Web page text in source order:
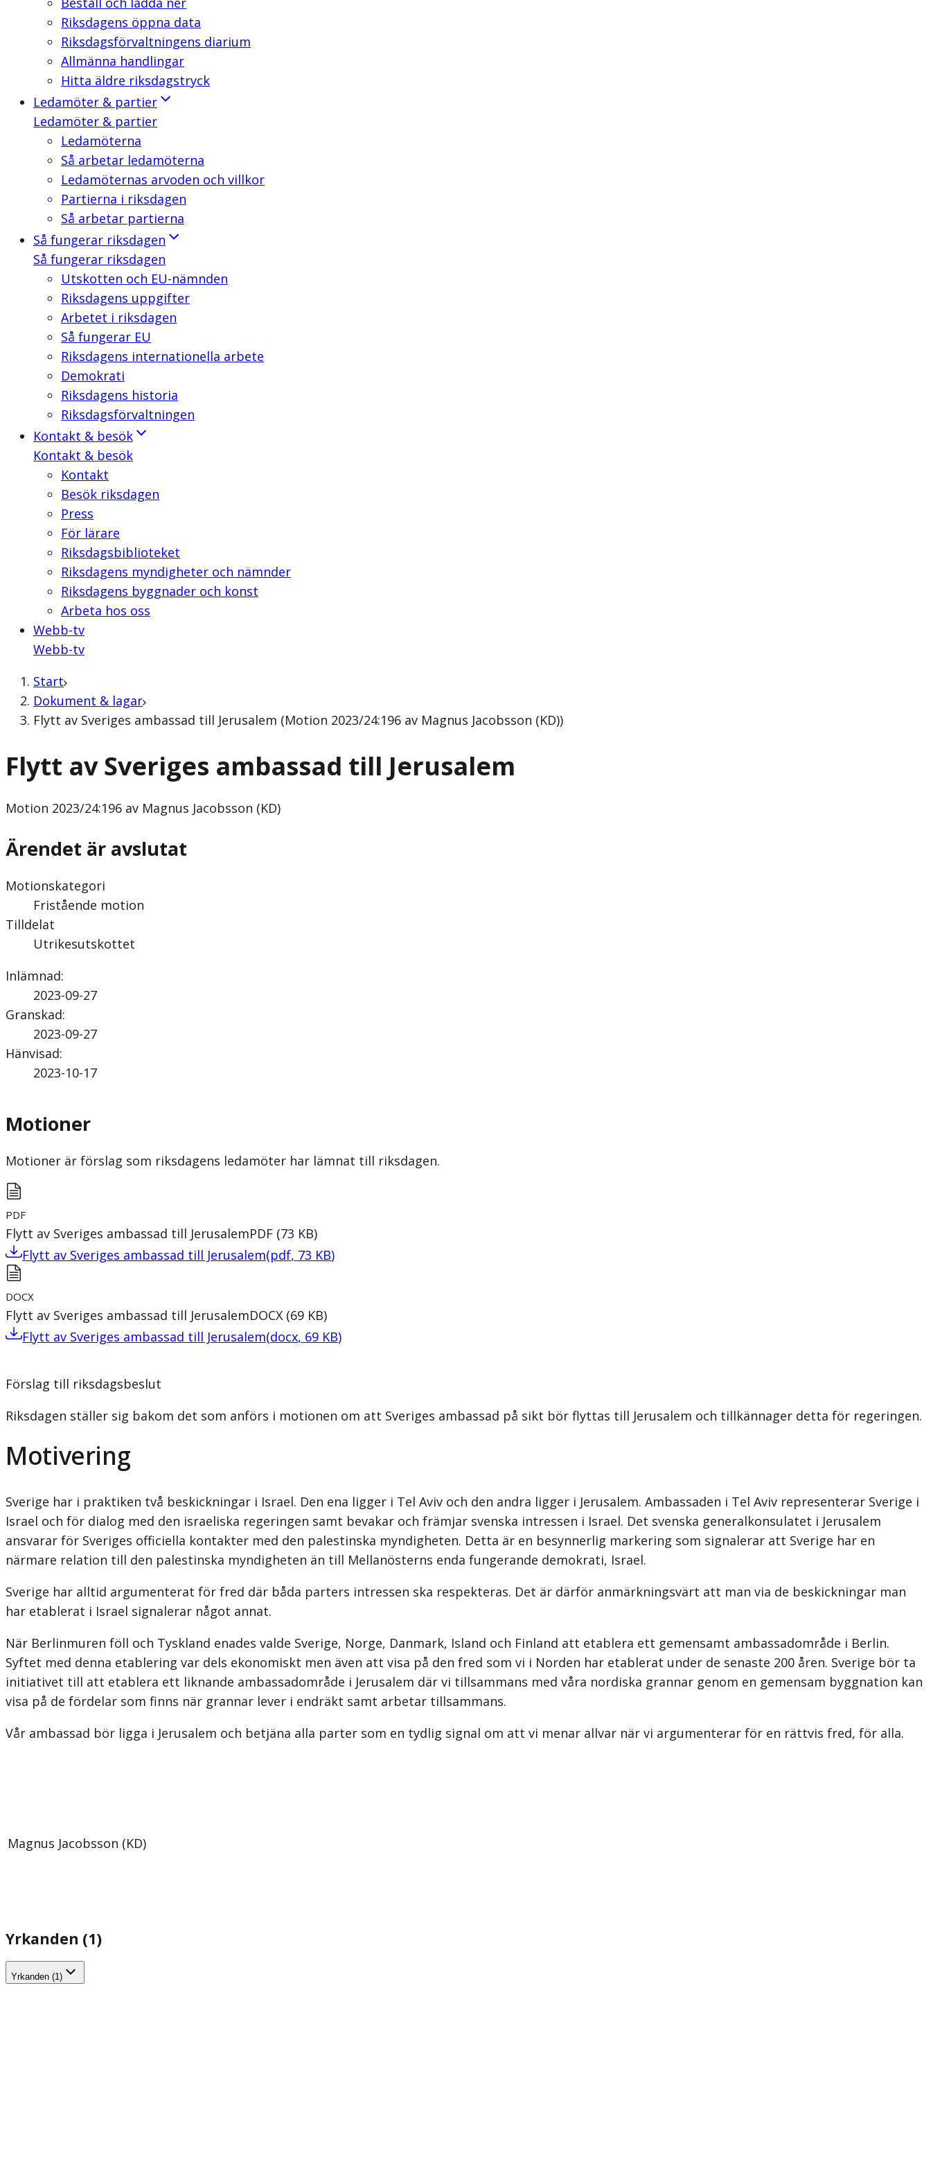
Riksdagens öppna data
Riksdagsförvaltningens diarium
Allmänna handlingar
Hitta äldre riksdagstryck
Ledamöter & partier
Ledamöter & partier
Ledamöterna
Så arbetar ledamöterna
Ledamöternas arvoden och villkor
Partierna i riksdagen
Så arbetar partierna
Så fungerar riksdagen
Så fungerar riksdagen
Utskotten och EU-nämnden
Riksdagens uppgifter
Arbetet i riksdagen
Så fungerar EU
Riksdagens internationella arbete
Demokrati
Riksdagens historia
Riksdagsförvaltningen
Kontakt & besök
Kontakt & besök
Kontakt
Besök riksdagen
Press
För lärare
Riksdagsbiblioteket
Riksdagens myndigheter och nämnder
Riksdagens byggnader och konst
Arbeta hos oss
Webb-tv
Webb-tv
Start
Dokument & lagar
Flytt av Sveriges ambassad till Jerusalem (Motion 2023/24:196 av Magnus Jacobsson (KD))
Flytt av Sveriges ambassad till Jerusalem
Motion 2023/24:196 av Magnus Jacobsson (KD)
Ärendet är avslutat
Motionskategori
Fristående motion
Tilldelat
Utrikesutskottet
Inlämnad:
2023-09-27
Granskad:
2023-09-27
Hänvisad:
2023-10-17
Motioner
Motioner är förslag som riksdagens ledamöter har lämnat till riksdagen.
PDF
Flytt av Sveriges ambassad till JerusalemPDF (73 KB)
Flytt av Sveriges ambassad till Jerusalem(pdf, 73 KB)
DOCX
Flytt av Sveriges ambassad till JerusalemDOCX (69 KB)
Flytt av Sveriges ambassad till Jerusalem(docx, 69 KB)
Förslag till riksdagsbeslut
Riksdagen ställer sig bakom det som anförs i motionen om att Sveriges ambassad på sikt bör flyttas till Jerusalem och tillkännager detta för regeringen.
Motivering
Sverige har i praktiken två beskickningar i Israel. Den ena ligger i Tel Aviv och den andra ligger i Jerusalem. Ambassaden i Tel Aviv representerar Sverige i
Israel och för dialog med den israeliska regeringen samt bevakar och främjar svenska intressen i Israel. Det svenska generalkonsulatet i Jerusalem
ansvarar för Sveriges officiella kontakter med den palestinska myndigheten. Detta är en besynnerlig markering som signalerar att Sverige har en
närmare relation till den palestinska myndigheten än till Mellanösterns enda fungerande demokrati, Israel.
Sverige har alltid argumenterat för fred där båda parters intressen ska respekteras. Det är därför anmärkningsvärt att man via de beskickningar man
har etablerat i Israel signalerar något annat.
När Berlinmuren föll och Tyskland enades valde Sverige, Norge, Danmark, Island och Finland att etablera ett gemensamt ambassadområde i Berlin.
Syftet med denna etablering var dels ekonomiskt men även att visa på den fred som vi i Norden har etablerat under de senaste 200 åren. Sverige bör ta
initiativet till att etablera ett liknande ambassadområde i Jerusalem där vi tillsammans med våra nordiska grannar genom en gemensam byggnation kan
visa på de fördelar som finns när grannar lever i endräkt samt arbetar tillsammans.
Vår ambassad bör ligga i Jerusalem och betjäna alla parter som en tydlig signal om att vi menar allvar när vi argumenterar för en rättvis fred, för alla.
Magnus Jacobsson (KD)
Yrkanden (1)
Yrkanden (1)